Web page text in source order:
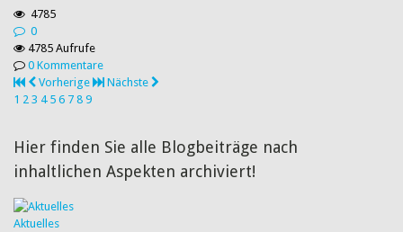
4785
0
4785 Aufrufe
0 Kommentare
Vorherige
Nächste
1 2 3 4 5 6 7 8 9
Hier finden Sie alle Blogbeiträge nach
inhaltlichen Aspekten archiviert!
Aktuelles